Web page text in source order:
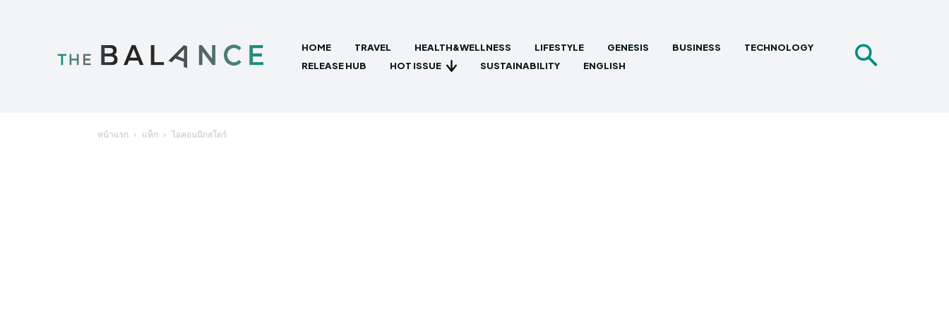
HOME TRAVEL HEALTH&WELLNESS LIFESTYLE GENESIS BUSINESS
TECHNOLOGY
RELEASE HUB
HOT ISSUE SUSTAINABILITY ENGLISH
หน้าแรก แท็ก ไอคอนนิกสโตร์